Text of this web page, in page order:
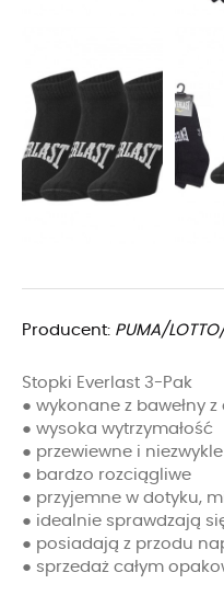
Producent: PUMA/
Stopki Everlast 3-Pak
● wykonane z bawełny
● wysoka wytrzymałość
● przewiewne i
● bardzo rozciągliwe
● przyjemne w dotyku,
● idealnie sprawdzają
● posiadają z przodu
● sprzedaż całym